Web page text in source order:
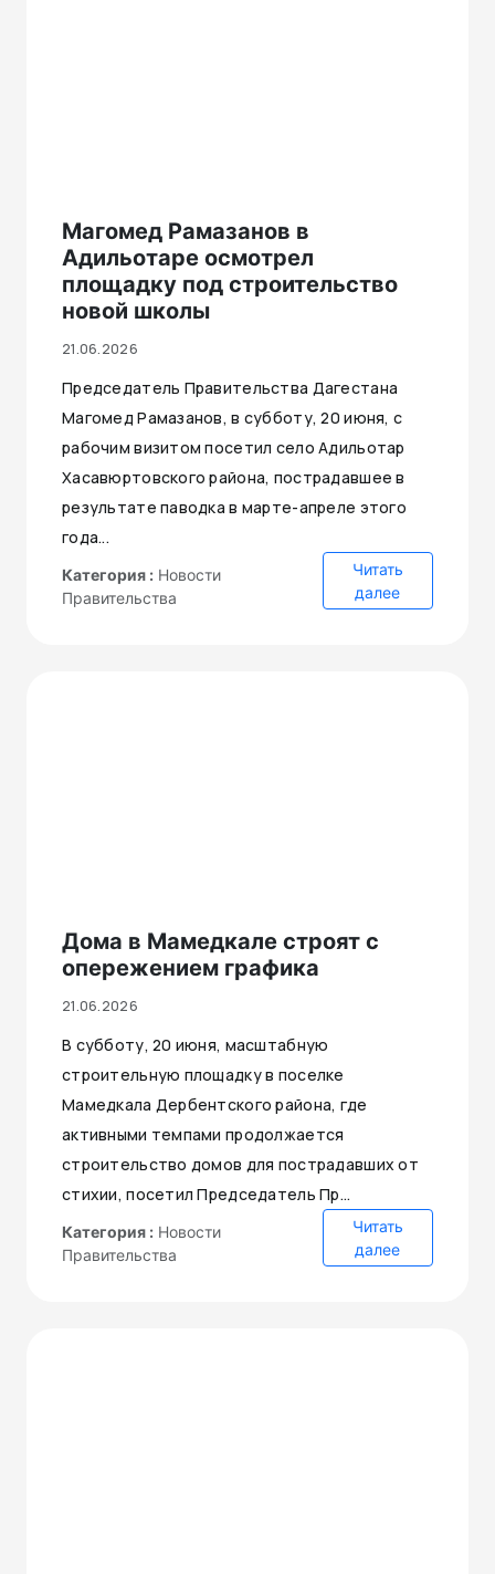
Магомед Рамазанов в
Адильотаре осмотрел
площадку под строительство
новой школы
21.06.2026
Председатель Правительства Дагестана
Магомед Рамазанов, в субботу, 20 июня, с
рабочим визитом посетил село Адильотар
Хасавюртовского района, пострадавшее в
результате паводка в марте-апреле этого
года...
Категория : Новости
Правительства
Читать
далее
Дома в Мамедкале строят с
опережением графика
21.06.2026
В субботу, 20 июня, масштабную
строительную площадку в поселке
Мамедкала Дербентского района, где
активными темпами продолжается
строительство домов для пострадавших от
стихии, посетил Председатель Пр...
Категория : Новости
Правительства
Читать
далее